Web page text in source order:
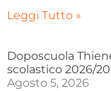
Leggi Tutto »
Doposcuola
scolastico 2026/
Agosto 5, 2026